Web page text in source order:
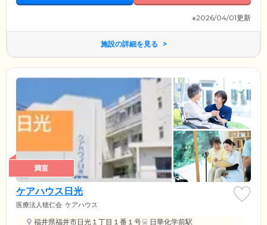
※2026/04/01更新
施設の詳細を見る
満室
ケアハウス日光
医療法人穂仁会 ケアハウス
福井県福井市日光１丁目１番１号 日華化学前駅